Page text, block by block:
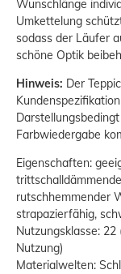
Wunschlänge
Umkettelung
sodass der Läufer
schöne Optik
Hinweis: Der
Farbwiedergabe
Eigenschaften:
rutschhemmender
strapazierfähig,
Nutzungsklasse:
Nutzung)
Materialwelten: